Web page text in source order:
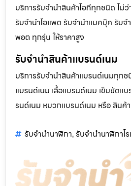
บริการรับจำนำสินค้าไอทีทุกชนิด ไม่ว่
รับจำนำไอแพด รับจำนำแมคบุ๊ค รับจ
พอต ทุกรุ่น ให้ราคาสูง
รับจำนำสินค้าแบรนด์เนม
บริการรับจำนำสินค้าแบรนด์เนมทุกช
แบรนด์เนม เสื้อแบรนด์เนม เข็มขัดแบ
รนด์เนม หมวกแบรนด์เนม หรือ สินค้
รับจำนำนาฬิกา, รับจำนำนาฬิกาโ